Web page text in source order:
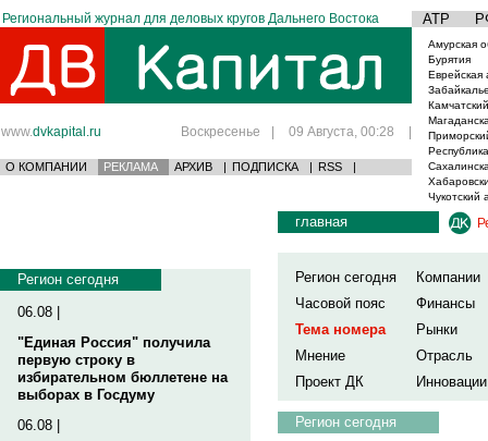
Региональный журнал для деловых кругов Дальнего Востока АТР
www.dvkapital.ru Воскресенье | 09 Августа, 00:28 |
О КОМПАНИИ РЕКЛАМА АРХИВ | ПОДПИСКА | RSS |
Амурская
Бурятия
Еврейская
Чукотский
Регион сегодня
06.08 |
"Единая Россия" получила
первую строку в
избирательном бюллетене на
выборах в Госдуму
06.08 |
главная
Регион сегодня
Компании
Часовой пояс
Финансы
Тема номера
Рынки
Мнение
Отрасль
Проект ДК
Инновации
Регион сегодня